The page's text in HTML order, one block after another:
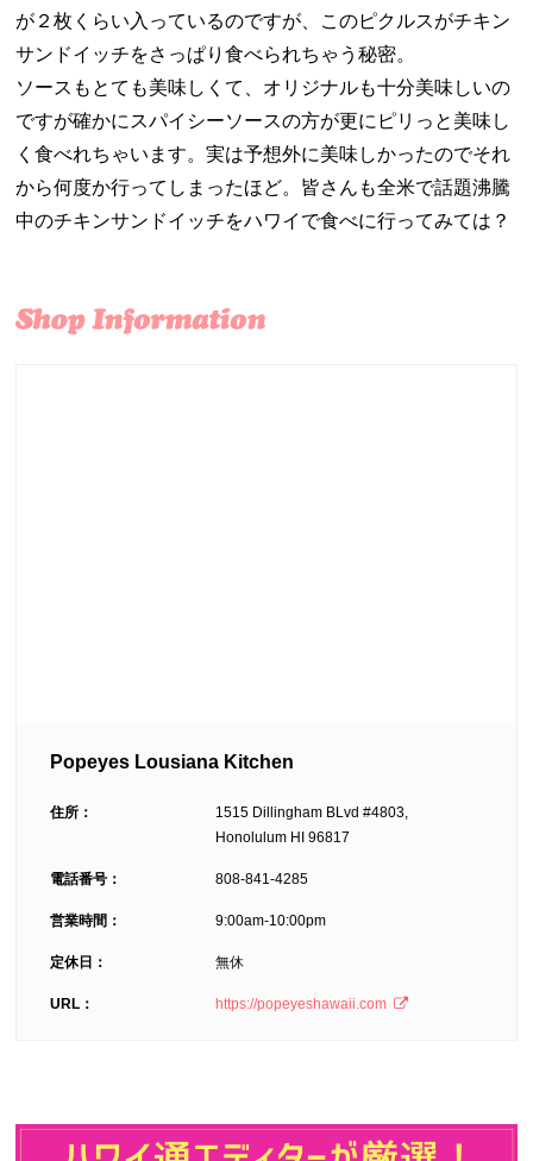
が２枚くらい入っているのですが、このピクルスがチキン
サンドイッチをさっぱり食べられちゃう秘密。
ソースもとても美味しくて、オリジナルも十分美味しいの
ですが確かにスパイシーソースの方が更にピリっと美味し
く食べれちゃいます。実は予想外に美味しかったのでそれ
から何度か行ってしまったほど。皆さんも全米で話題沸騰
中のチキンサンドイッチをハワイで食べに行ってみては？
Popeyes Lousiana Kitchen
住所：
1515 Dillingham BLvd #4803,
Honolulum HI 96817
電話番号： 808-841-4285
営業時間： 9:00am-10:00pm
定休日： 無休
URL： https://popeyeshawaii.com